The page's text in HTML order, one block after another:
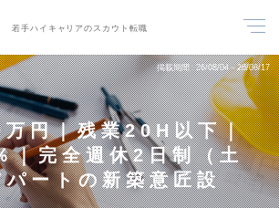
若手ハイキャリアのスカウト転職
掲載期間 26/08/04～26/08/17
円｜残業20H以下｜
｜完全週休2日制（土
パートの新築意匠設